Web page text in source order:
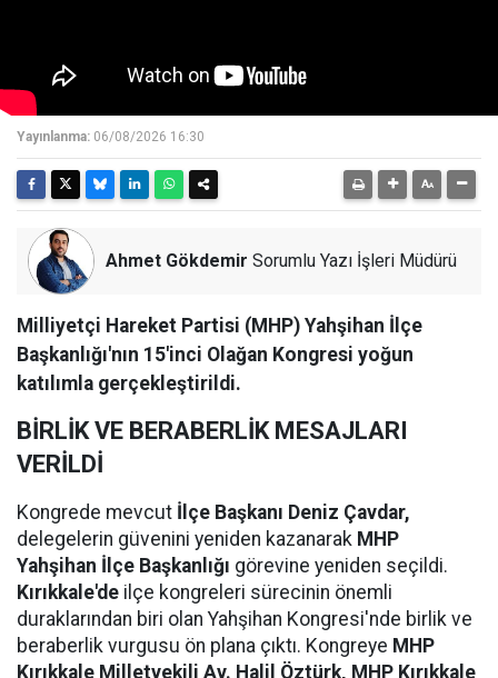
Yayınlanma: 06/08/2026 16:30
Ahmet Gökdemir Sorumlu Yazı İşleri Müdürü
Milliyetçi Hareket Partisi (MHP) Yahşihan İlçe
Başkanlığı'nın 15'inci Olağan Kongresi yoğun
katılımla gerçekleştirildi.
BİRLİK VE BERABERLİK MESAJLARI
VERİLDİ
Kongrede mevcut İlçe Başkanı Deniz Çavdar,
delegelerin güvenini yeniden kazanarak MHP
Yahşihan İlçe Başkanlığı görevine yeniden seçildi.
Kırıkkale'de ilçe kongreleri sürecinin önemli
duraklarından biri olan Yahşihan Kongresi'nde birlik ve
beraberlik vurgusu ön plana çıktı. Kongreye MHP
Kırıkkale Milletvekili Av. Halil Öztürk, MHP Kırıkkale